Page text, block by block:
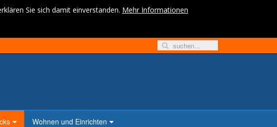
Sie sich damit einverstanden. Mehr Informationen
Wohnen und Einrichten